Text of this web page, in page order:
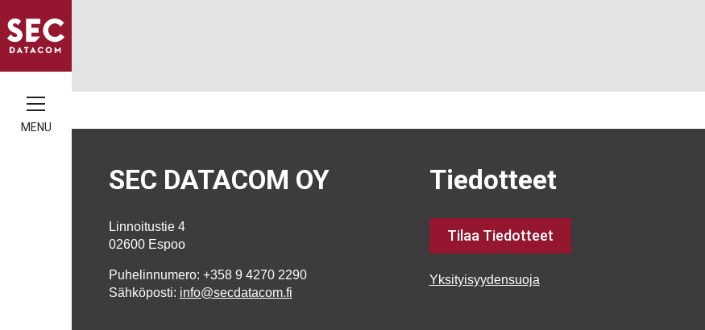
MENU
SEC DATACOM OY
Linnoitustie 4
02600 Espoo
Puhelinnumero: +358 9 4270 2290
Sähköposti: info@secdatacom.fi
Tiedotteet
Tilaa Tiedotteet
Yksityisyydensuoja